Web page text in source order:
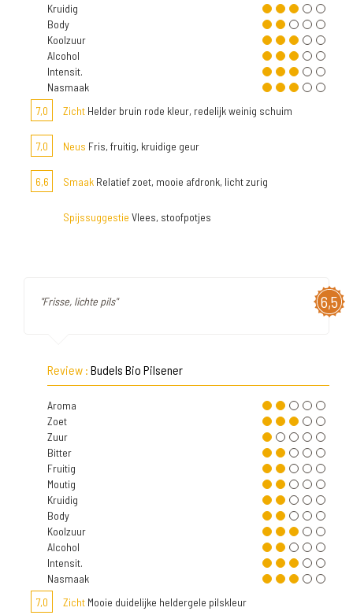
Kruidig
Body
Koolzuur
Alcohol
Intensit.
Nasmaak
7,0
Zicht Helder bruin rode kleur, redelijk weinig schuim
7,0 Neus Fris, fruitig, kruidige geur
6,6 Smaak Relatief zoet, mooie afdronk, licht zurig
Spijssuggestie Vlees, stoofpotjes
6,5
"Frisse, lichte pils"
Review : Budels Bio Pilsener
Aroma
Zoet
Zuur
Bitter
Fruitig
Moutig
Kruidig
Body
Koolzuur
Alcohol
Intensit.
Nasmaak
7,0
Zicht Mooie duidelijke heldergele pilskleur